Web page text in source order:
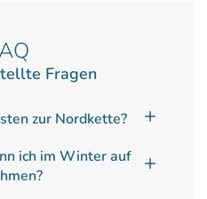
Fragen
zur Nordkette?
ich im Winter auf